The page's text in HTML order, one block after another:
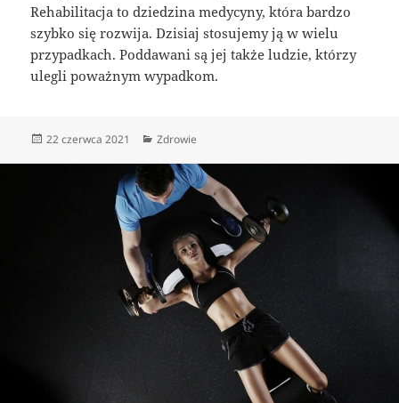
Rehabilitacja to dziedzina medycyny, która bardzo
szybko się rozwija. Dzisiaj stosujemy ją w wielu
przypadkach. Poddawani są jej także ludzie, którzy
ulegli poważnym wypadkom.
Data
22 czerwca 2021 Kategorie
Zdrowie